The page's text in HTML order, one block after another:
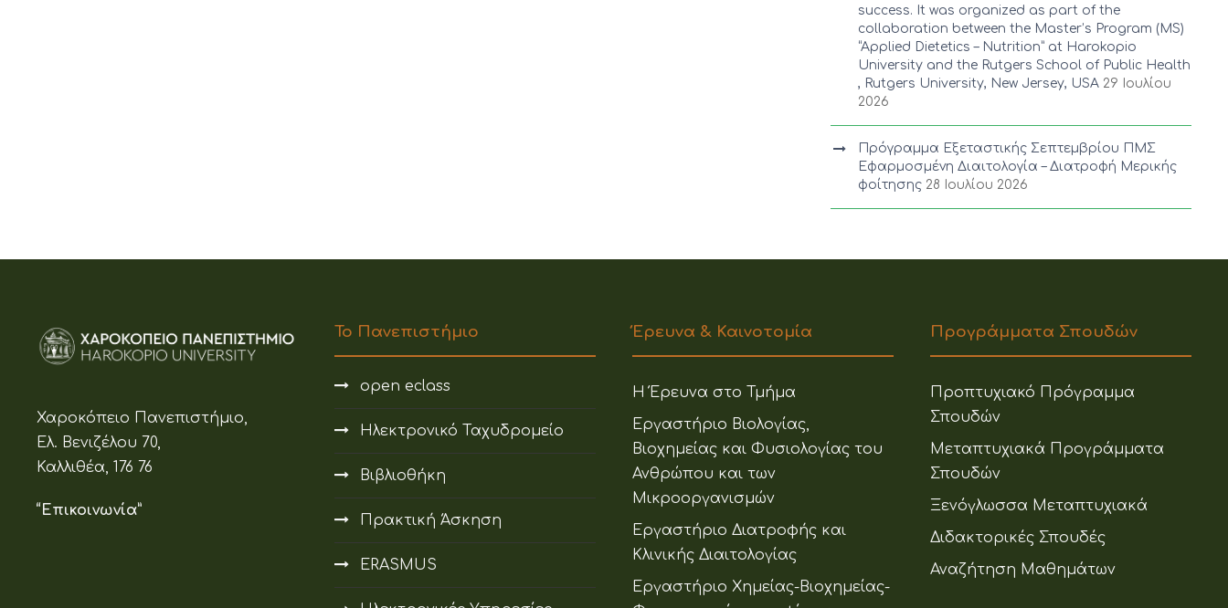
success. It was organized as part of the
collaboration between the Master’s Program (MS)
“Applied Dietetics – Nutrition” at Harokopio
University and the Rutgers School of Public Health
, Rutgers University, New Jersey, USA 29 Ιουλίου
2026
Πρόγραμμα Εξεταστικής Σεπτεμβρίου ΠΜΣ
Εφαρμοσμένη Διαιτολογία – Διατροφή Μερικής
φοίτησης 28 Ιουλίου 2026
Χαροκόπειο Πανεπιστήμιο,
Ελ. Βενιζέλου 70,
Καλλιθέα, 176 76
“Επικοινωνία”
Το Πανεπιστήμιο
open eclass
Ηλεκτρονικό Ταχυδρομείο
Βιβλιοθήκη
Πρακτική Άσκηση
ERASMUS
Έρευνα & Καινοτομία
Η Έρευνα στο Τμήμα
Εργαστήριο Βιολογίας,
Βιοχημείας και Φυσιολογίας του
Ανθρώπου και των
Μικροοργανισμών
Εργαστήριο Διατροφής και
Κλινικής Διαιτολογίας
Εργαστήριο Χημείας-Βιοχημείας-
Προγράμματα Σπουδών
Προπτυχιακό Πρόγραμμα
Σπουδών
Μεταπτυχιακά Προγράμματα
Σπουδών
Ξενόγλωσσα Μεταπτυχιακά
Διδακτορικές Σπουδές
Αναζήτηση Μαθημάτων